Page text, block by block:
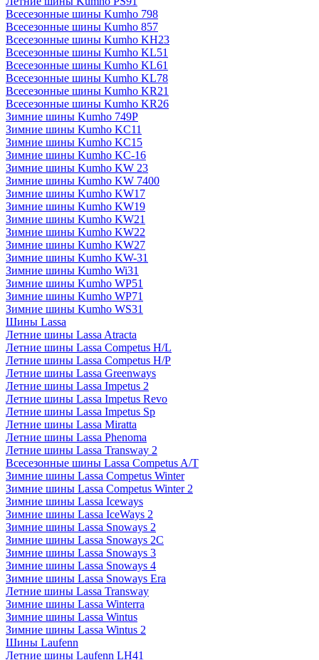
Всесезонные шины Kumho 798
Всесезонные шины Kumho 857
Всесезонные шины Kumho KH23
Всесезонные шины Kumho KL51
Всесезонные шины Kumho KL61
Всесезонные шины Kumho KL78
Всесезонные шины Kumho KR21
Всесезонные шины Kumho KR26
Зимние шины Kumho 749P
Зимние шины Kumho KC11
Зимние шины Kumho KC15
Зимние шины Kumho KC-16
Зимние шины Kumho KW 23
Зимние шины Kumho KW 7400
Зимние шины Kumho KW17
Зимние шины Kumho KW19
Зимние шины Kumho KW21
Зимние шины Kumho KW22
Зимние шины Kumho KW27
Зимние шины Kumho KW-31
Зимние шины Kumho Wi31
Зимние шины Kumho WP51
Зимние шины Kumho WP71
Зимние шины Kumho WS31
Шины Lassa
Летние шины Lassa Atracta
Летние шины Lassa Competus H/L
Летние шины Lassa Competus H/P
Летние шины Lassa Greenways
Летние шины Lassa Impetus 2
Летние шины Lassa Impetus Revo
Летние шины Lassa Impetus Sp
Летние шины Lassa Miratta
Летние шины Lassa Phenoma
Летние шины Lassa Transway 2
Всесезонные шины Lassa Competus A/T
Зимние шины Lassa Competus Winter
Зимние шины Lassa Competus Winter 2
Зимние шины Lassa Iceways
Зимние шины Lassa IceWays 2
Зимние шины Lassa Snoways 2
Зимние шины Lassa Snoways 2C
Зимние шины Lassa Snoways 3
Зимние шины Lassa Snoways 4
Зимние шины Lassa Snoways Era
Летние шины Lassa Transway
Зимние шины Lassa Winterra
Зимние шины Lassa Wintus
Зимние шины Lassa Wintus 2
Шины Laufenn
Летние шины Laufenn LH41